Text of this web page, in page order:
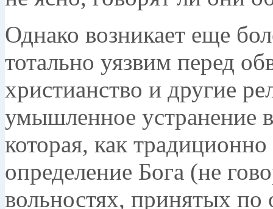
Однако возникает еще
тотально уязвим перед
христианство и другие
умышленное устранение
которая, как традиционно
определение Бога (не
вольностях, принятых